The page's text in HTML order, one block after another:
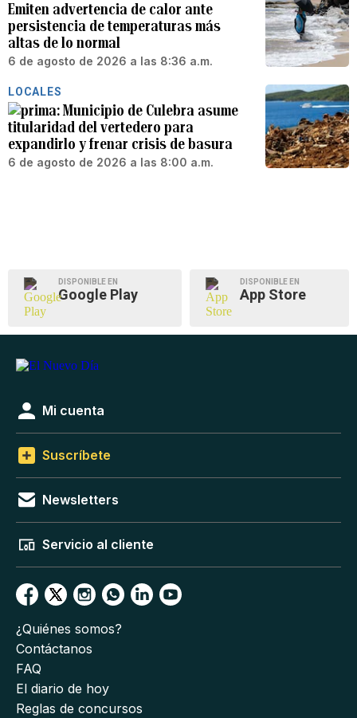
Emiten advertencia de calor ante
persistencia de temperaturas más
altas de lo normal
6 de agosto de 2026 a las 8:36 a.m.
LOCALES
Municipio de Culebra asume
titularidad del vertedero para
expandirlo y frenar crisis de basura
6 de agosto de 2026 a las 8:00 a.m.
DISPONIBLE EN
Google Play
DISPONIBLE EN
App Store
Mi cuenta
Suscríbete
Newsletters
Servicio al cliente
¿Quiénes somos?
Contáctanos
FAQ
El diario de hoy
Reglas de concursos